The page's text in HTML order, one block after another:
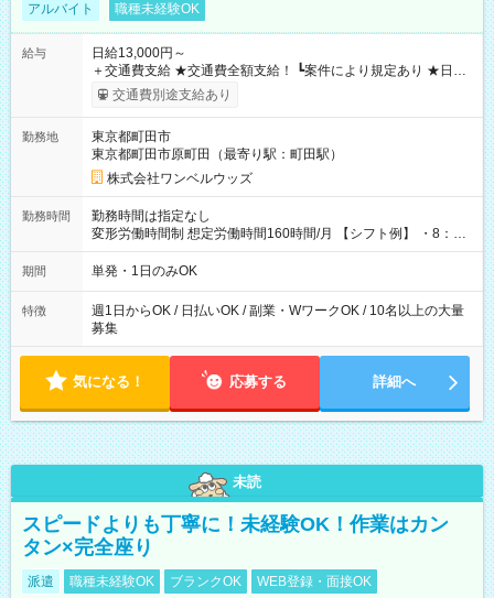
アルバイト 職種未経験OK
給与
日給13,000円～
＋交通費支給 ★交通費全額支給！ ┗案件により規定あり ★日払
いOK！（規定あり） ┗働いたその日に現金GET♪ お仕事後はコ
ンビニATMから 日払い分を引き落とせます！ 【試用期間】試
交通費別途支給あり
勤務地
東京都町田市
東京都町田市原町田（最寄り駅：町田駅）
株式会社ワンベルウッズ
勤務時間
勤務時間は指定なし
変形労働時間制 想定労働時間160時間/月 【シフト例】 ・8：00
～21：00
期間 単発・1日のみOK
特徴
週1日からOK / 日払いOK / 副業・WワークOK / 10名以上の大量
募集
気になる！ 応募する 詳細へ
未読
スピードよりも丁寧に！未経験OK！作業はカン
タン×完全座り
派遣 職種未経験OK ブランクOK WEB登録・面接OK